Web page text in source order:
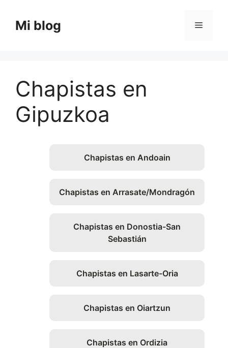
contenido
Mi blog Menú
Chapistas en
Gipuzkoa
Chapistas en Andoain
Chapistas en Arrasate/Mondragón
Chapistas en Donostia-San
Sebastián
Chapistas en Lasarte-Oria
Chapistas en Oiartzun
Chapistas en Ordizia